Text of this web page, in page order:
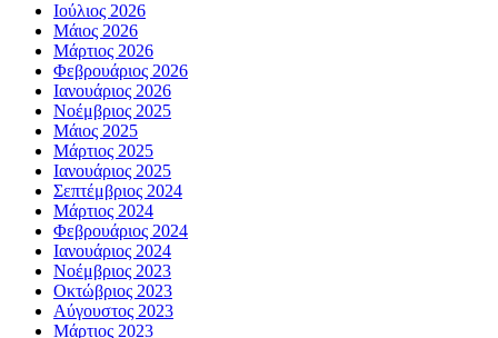
Ιούλιος 2026
Μάιος 2026
Μάρτιος 2026
Φεβρουάριος 2026
Ιανουάριος 2026
Νοέμβριος 2025
Μάιος 2025
Μάρτιος 2025
Ιανουάριος 2025
Σεπτέμβριος 2024
Μάρτιος 2024
Φεβρουάριος 2024
Ιανουάριος 2024
Νοέμβριος 2023
Οκτώβριος 2023
Αύγουστος 2023
Μάρτιος 2023